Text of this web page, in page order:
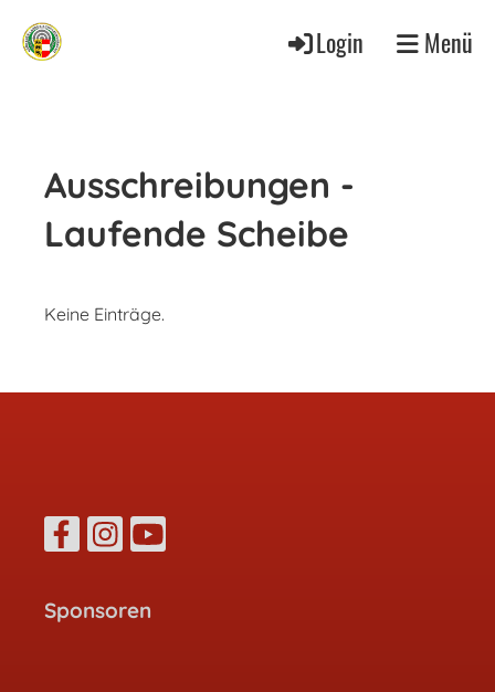
Login Menü
Ausschreibungen -
Laufende Scheibe
Keine Einträge.
Sponsoren